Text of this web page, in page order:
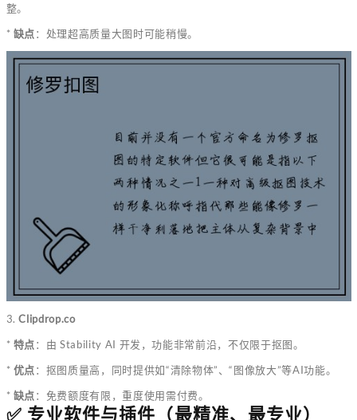
整。
* 缺点：处理超高质量大图时可能稍慢。
3.Clipdrop.co
* 特点：由 Stability AI 开发，功能非常前沿，不仅限于抠图。
* 优点：抠图质量高，同时提供如“清除物体”、“图像放大”等AI功能。
* 缺点：免费额度有限，重度使用需付费。
✅ 专业软件与插件（最精准、最专业）